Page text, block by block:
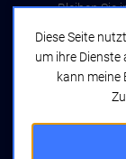
Bleiben Sie
Jetzt
Diese Seite
um ihre
kann meine